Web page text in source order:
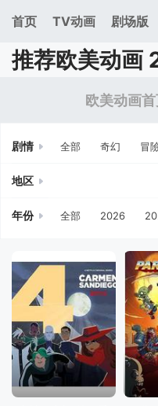
首页 TV动画 剧场版
我的观影记
推荐欧美动画
欧美动画
剧情 全部 奇幻 冒
地区
年份 全部 2026